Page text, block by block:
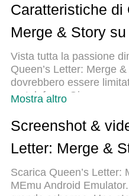
Caratteristiche di
Merge & Story
Vista tutta la passione
Queen’s Letter: Merge
dovrebbero essere
un telefono. Gioca
MEmu ti offre tutto ciò
gioca a Queen’s Letter:
Gioca quanto vuoi,
MEmu 9 è la scelta
Letter: Merge & Story su
Mostra altro
Screenshot &
Letter: Merge &
Scarica Queen’s Letter:
MEmu Android